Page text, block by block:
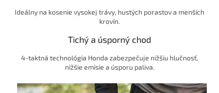
Ideálny na kosenie vysokej trávy, hustých porastov a menších
krovín.
Tichý a úsporný chod
4-taktná technológia Honda zabezpečuje nižšiu hlučnosť,
nižšie emisie a úsporu paliva.